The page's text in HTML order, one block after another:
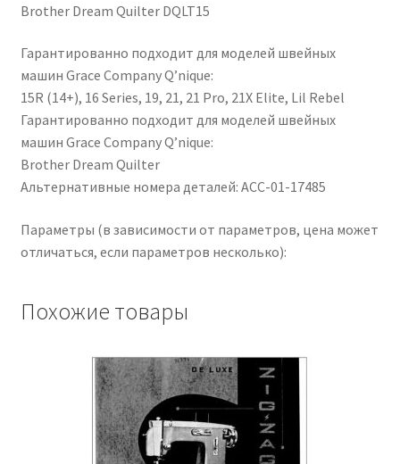
Brother Dream Quilter DQLT15
Гарантированно подходит для моделей швейных
машин Grace Company Q’nique:
15R (14+), 16 Series, 19, 21, 21 Pro, 21X Elite, Lil Rebel
Гарантированно подходит для моделей швейных
машин Grace Company Q’nique:
Brother Dream Quilter
Альтернативные номера деталей: ACC-01-17485
Параметры (в зависимости от параметров, цена может
отличаться, если параметров несколько):
Похожие товары